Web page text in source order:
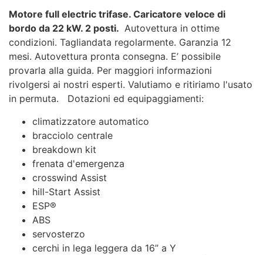
Motore full electric trifase. Caricatore veloce di
bordo da 22 kW. 2 posti. Autovettura in ottime
condizioni. Tagliandata regolarmente. Garanzia 12
mesi. Autovettura pronta consegna. E’ possibile
provarla alla guida. Per maggiori informazioni
rivolgersi ai nostri esperti. Valutiamo e ritiriamo l'usato
in permuta. Dotazioni ed equipaggiamenti:
climatizzatore automatico
bracciolo centrale
breakdown kit
frenata d'emergenza
crosswind Assist
hill-Start Assist
ESP®
ABS
servosterzo
cerchi in lega leggera da 16” a Y